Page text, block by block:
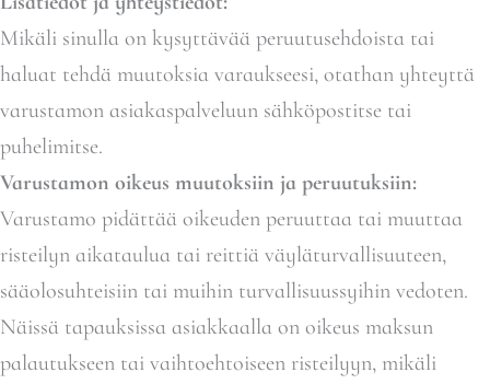
Mikäli sinulla on kysyttävää peruutusehdoista tai
haluat tehdä muutoksia varaukseesi, otathan yhteyttä
varustamon asiakaspalveluun sähköpostitse tai
puhelimitse.
Varustamon oikeus muutoksiin ja peruutuksiin:
Varustamo pidättää oikeuden peruuttaa tai muuttaa
risteilyn aikataulua tai reittiä väyläturvallisuuteen,
sääolosuhteisiin tai muihin turvallisuussyihin vedoten.
Näissä tapauksissa asiakkaalla on oikeus maksun
palautukseen tai vaihtoehtoiseen risteilyyn, mikäli